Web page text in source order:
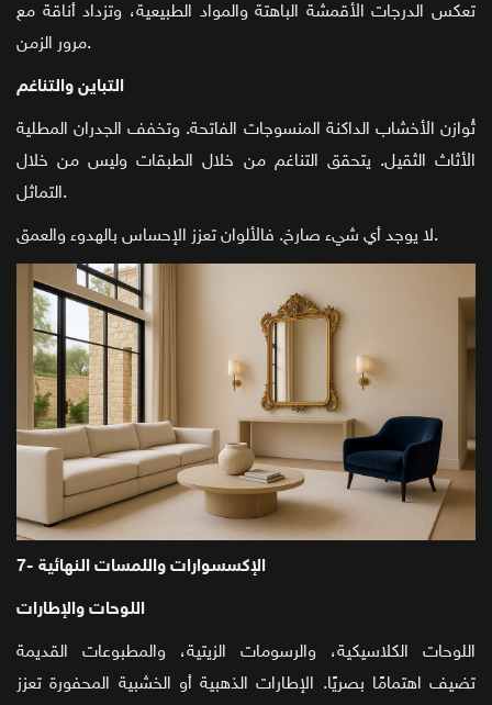
تعكس الدرجات الأقمشة الباهتة والمواد الطبيعية، وتزداد أناقة مع
مرور الزمن.
التباين والتناغم
تُوازن الأخشاب الداكنة المنسوجات الفاتحة. وتخفف الجدران المطلية
الأثاث الثقيل. يتحقق التناغم من خلال الطبقات وليس من خلال
التماثل.
لا يوجد أي شيء صارخ. فالألوان تعزز الإحساس بالهدوء والعمق.
7- الإكسسوارات واللمسات النهائية
اللوحات والإطارات
اللوحات الكلاسيكية، والرسومات الزيتية، والمطبوعات القديمة
تضيف اهتمامًا بصريًا. الإطارات الذهبية أو الخشبية المحفورة تعزز